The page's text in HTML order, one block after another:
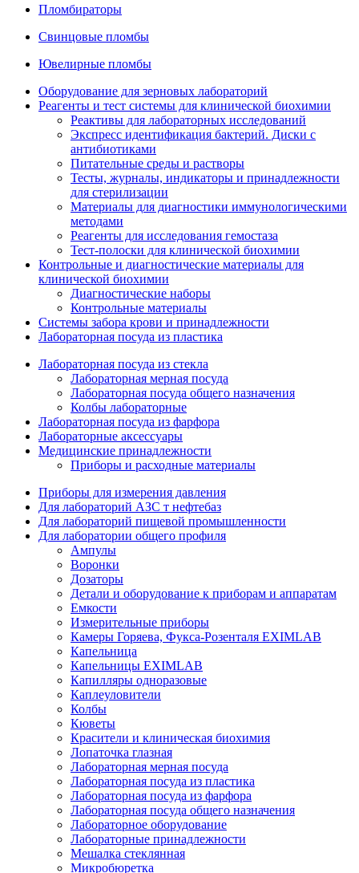
Пломбираторы
Свинцовые пломбы
Ювелирные пломбы
Оборудование для зерновых лабораторий
Реагенты и тест системы для клинической биохимии
Реактивы для лабораторных исследований
Экспресс идентификация бактерий. Диски с
антибиотиками
Питательные среды и растворы
Тесты, журналы, индикаторы и принадлежности
для стерилизации
Материалы для диагностики иммунологическими
методами
Реагенты для исследования гемостаза
Тест-полоски для клинической биохимии
Контрольные и диагностические материалы для
клинической биохимии
Диагностические наборы
Контрольные материалы
Системы забора крови и принадлежности
Лабораторная посуда из пластика
Лабораторная посуда из стекла
Лабораторная мерная посуда
Лабораторная посуда общего назначения
Колбы лабораторные
Лабораторная посуда из фарфора
Лабораторные аксессуары
Медицинские принадлежности
Приборы и расходные материалы
Приборы для измерения давления
Для лабораторий АЗС т нефтебаз
Для лабораторий пищевой промышленности
Для лаборатории общего профиля
Ампулы
Воронки
Дозаторы
Детали и оборудование к приборам и аппаратам
Емкости
Измерительные приборы
Камеры Горяева, Фукса-Розенталя EXIMLAB
Капельница
Капельницы EXIMLAB
Капилляры одноразовые
Каплеуловители
Колбы
Кюветы
Красители и клиническая биохимия
Лопаточка глазная
Лабораторная мерная посуда
Лабораторная посуда из пластика
Лабораторная посуда из фарфора
Лабораторная посуда общего назначения
Лабораторное оборудование
Лабораторные принадлежности
Мешалка стеклянная
Микробюретка